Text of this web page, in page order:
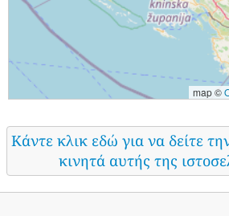
map ©
Κάντε κλικ εδώ για να δείτε
κινητά αυτής της